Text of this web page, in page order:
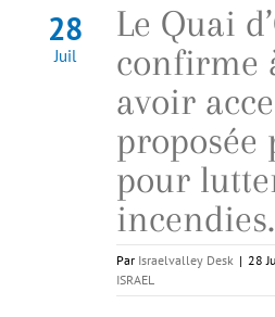
28
Juil
Le Quai
confirme
avoir
proposée
pour
incendies.
Par Israelvalley Desk | 28
ISRAEL